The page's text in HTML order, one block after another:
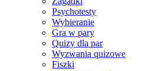
Psychotesty
Wybieranie
Gra w pary
Quizy dla par
Wyzwania quizowe
Fiszki